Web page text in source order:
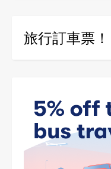
旅行訂車票！